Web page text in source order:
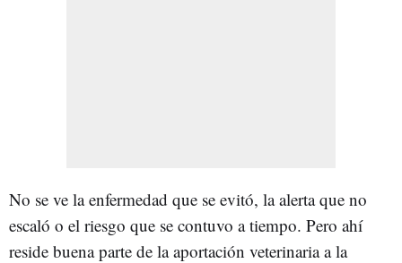
No se ve la enfermedad que se evitó, la alerta que no
escaló o el riesgo que se contuvo a tiempo. Pero ahí
reside buena parte de la aportación veterinaria a la